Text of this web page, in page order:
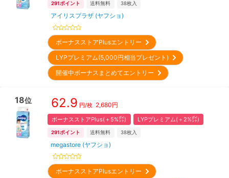
291 ポイント 送料無料 38枚入
アイリスプラザ (ヤフショ)
ボーナスストアPlusエントリー
LYPプレミアム(5,000円相当プレゼント)
開催中ボーナスまとめてエントリー
18位 62.9 円/枚 2,680円
ボーナスストアPlus(＋5%㌽) LYPプレミアム(＋2%㌽)
291ポイント 送料無料 38枚入
megastore (ヤフショ)
ボーナスストアPlusエントリー